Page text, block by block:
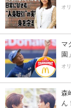
オ
マ
園」
オ
森
ん